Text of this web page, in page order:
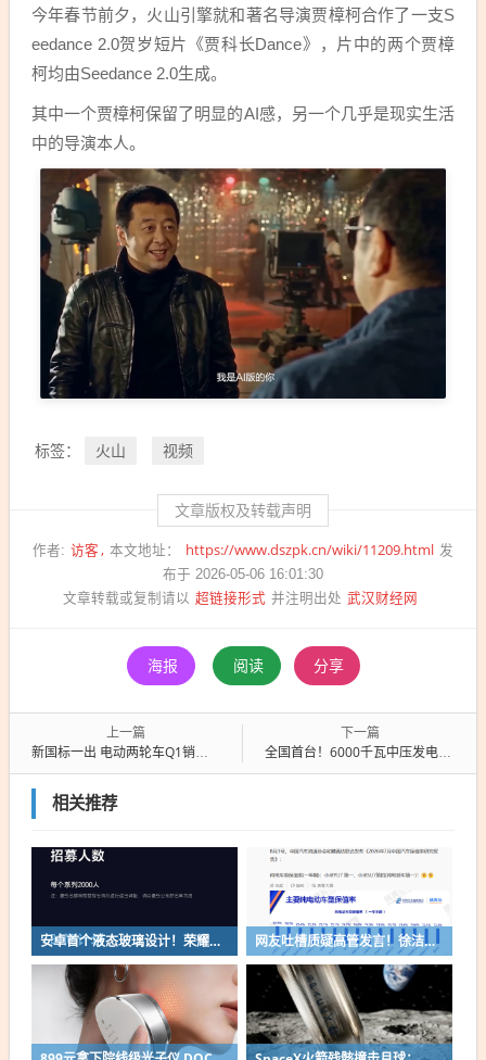
今年春节前夕，火山引擎就和著名导演贾樟柯合作了一支S
eedance 2.0贺岁短片《贾科长Dance》，片中的两个贾樟
柯均由Seedance 2.0生成。
其中一个贾樟柯保留了明显的AI感，另一个几乎是现实生活
中的导演本人。
标签： 火山 视频
文章版权及转载声明
作者: 访客 本文地址： https://www.dszpk.cn/wiki/11209.html 发
布于 2026-05-06 16:01:30
文章转载或复制请以 超链接形式 并注明出处 武汉财经网
海报 阅读 分享
上一篇
新国标一出 电动两轮车Q1销量下滑超17%
下一篇
全国首台！6000千瓦中压发电车高海拔试验测试成功
相关推荐
安卓首个液态玻璃设计！荣耀MagicOS 11内测招募开启：17款机型首批升级 网友吐槽质疑高管发言！徐洁云回应“孩go”言论争议：是小米用户宠物名